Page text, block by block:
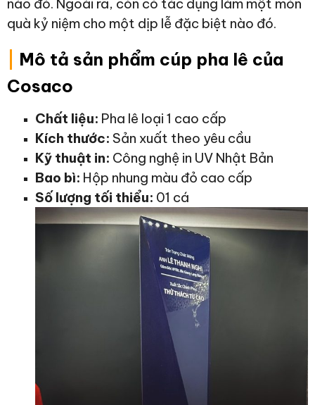
nào đó. Ngoài ra, còn có tác dụng làm một món
quà kỷ niệm cho một dịp lễ đặc biệt nào đó.
Mô tả sản phẩm cúp pha lê của
Cosaco
Chất liệu: Pha lê loại 1 cao cấp
Kích thước: Sản xuất theo yêu cầu
Kỹ thuật in: Công nghệ in UV Nhật Bản
Bao bì: Hộp nhung màu đỏ cao cấp
Số lượng tối thiểu: 01 cá